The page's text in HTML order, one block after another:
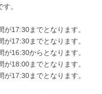
。
17:30までとなります。
17:30までとなります。
16:30からとなります。
18:00までとなります。
17:30までとなります。